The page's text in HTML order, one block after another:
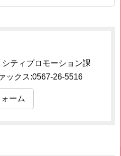
ティプロモーション課
ックス:0567-26-5516
ーム